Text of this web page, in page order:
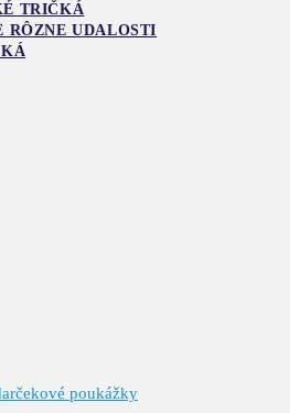
TRIČKÁ
RÔZNE UDALOSTI
poukážky